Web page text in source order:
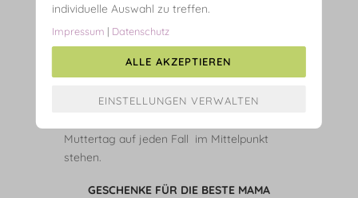
Mütter sind einfach großartig! Auch wenn
Aufmerksamkeit und Dankbarkeit verdient
Muttertag auf jeden Fall im Mittelpunkt
stehen.
GESCHENKE FÜR DIE BESTE MAMA
individuelle Auswahl zu treffen.
Impressum | Datenschutz
ALLE AKZEPTIEREN